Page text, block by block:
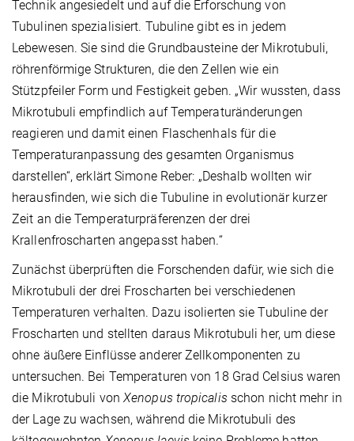
Technik angesiedelt und auf die Erforschung von
Tubulinen spezialisiert. Tubuline gibt es in jedem
Lebewesen. Sie sind die Grundbausteine der Mikrotubuli,
röhrenförmige Strukturen, die den Zellen wie ein
Stützpfeiler Form und Festigkeit geben. „Wir wussten, dass
Mikrotubuli empfindlich auf Temperaturänderungen
reagieren und damit einen Flaschenhals für die
Temperaturanpassung des gesamten Organismus
darstellen“, erklärt Simone Reber: „Deshalb wollten wir
herausfinden, wie sich die Tubuline in evolutionär kurzer
Zeit an die Temperaturpräferenzen der drei
Krallenfroscharten angepasst haben.“
Zunächst überprüften die Forschenden dafür, wie sich die
Mikrotubuli der drei Froscharten bei verschiedenen
Temperaturen verhalten. Dazu isolierten sie Tubuline der
Froscharten und stellten daraus Mikrotubuli her, um diese
ohne äußere Einflüsse anderer Zellkomponenten zu
untersuchen. Bei Temperaturen von 18 Grad Celsius waren
die Mikrotubuli von Xenopus tropicalis schon nicht mehr in
der Lage zu wachsen, während die Mikrotubuli des